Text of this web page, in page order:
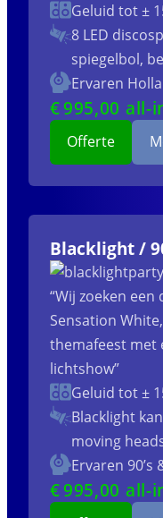
Geluid tot ±
8 LED
spiegelbol,
Ervaren
€995,00 all-
Offerte
Blacklight /
“Wij zoeken
Sensation
themafeest met
lichtshow”
Geluid tot ±
Blacklight
moving
Ervaren 90’s
€995,00 all-